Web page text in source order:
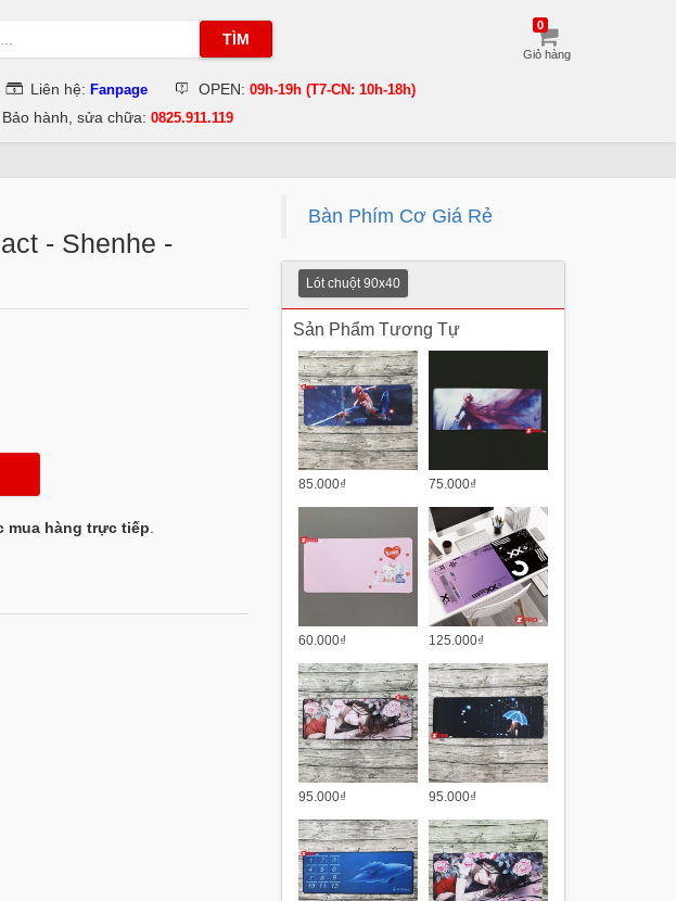
TÌM
Giỏ hàng
0
Liên hệ:Fanpage OPEN:09h-19h (T7-CN: 10h-18h)
Bảo hành, sửa chữa:0825.911.119
- Shenhe -
mua hàng trực tiếp
Bàn Phím Cơ Giá Rẻ
Lót chuột 90x40
Sản Phẩm Tương Tự
85.000₫ 75.000₫
60.000₫ 125.000₫
95.000₫ 95.000₫